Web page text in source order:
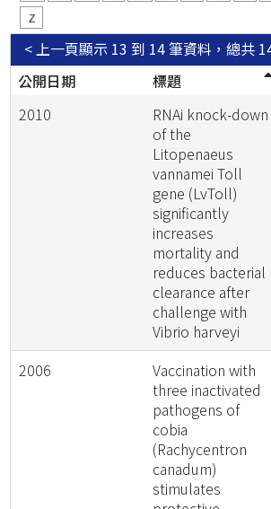
Z
顯示 13 到 14 筆資料，總共
< 上一頁
公開日期
標題
2010
RNAi knock-down
of the
Litopenaeus
vannamei Toll
gene (LvToll)
significantly
increases
mortality and
reduces bacterial
clearance after
challenge with
Vibrio harveyi
2006
Vaccination with
three inactivated
pathogens of
cobia
(Rachycentron
canadum)
stimulates